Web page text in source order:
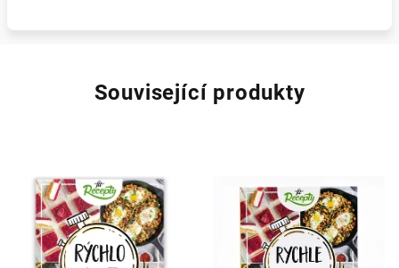
Související produkty